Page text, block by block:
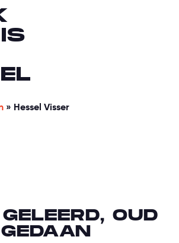
» Hessel Visser
OUD
GEDAAN